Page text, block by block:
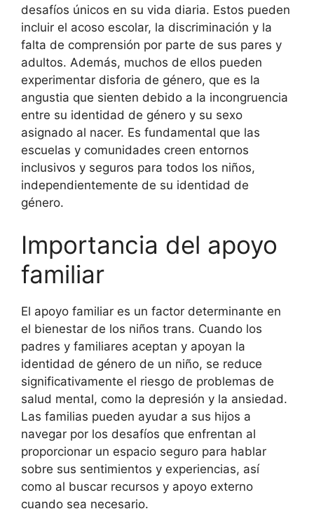
desafíos únicos en su vida diaria. Estos pueden
incluir el acoso escolar, la discriminación y la
falta de comprensión por parte de sus pares y
adultos. Además, muchos de ellos pueden
experimentar disforia de género, que es la
angustia que sienten debido a la incongruencia
entre su identidad de género y su sexo
asignado al nacer. Es fundamental que las
escuelas y comunidades creen entornos
inclusivos y seguros para todos los niños,
independientemente de su identidad de
género.
Importancia del apoyo
familiar
El apoyo familiar es un factor determinante en
el bienestar de los niños trans. Cuando los
padres y familiares aceptan y apoyan la
identidad de género de un niño, se reduce
significativamente el riesgo de problemas de
salud mental, como la depresión y la ansiedad.
Las familias pueden ayudar a sus hijos a
navegar por los desafíos que enfrentan al
proporcionar un espacio seguro para hablar
sobre sus sentimientos y experiencias, así
como al buscar recursos y apoyo externo
cuando sea necesario.